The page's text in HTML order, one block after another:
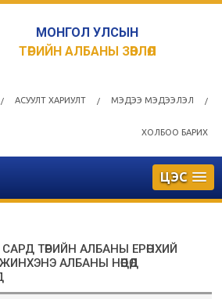
МОНГОЛ УЛСЫН
ТӨРИЙН АЛБАНЫ ЗӨВЛӨЛ
/ АСУУЛТ ХАРИУЛТ / МЭДЭЭ МЭДЭЭЛЭЛ /
ХОЛБОО БАРИХ
ЦЭС
ТӨРИЙН АЛБАНЫ ЕРӨНХИЙ
АЛБАНЫ НӨӨЦӨД